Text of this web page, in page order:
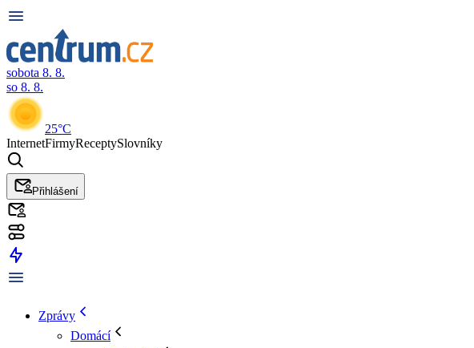
sobota 8. 8.
so 8. 8.
25°C
InternetFirmyReceptySlovníky
Přihlášení
Zprávy
Domácí